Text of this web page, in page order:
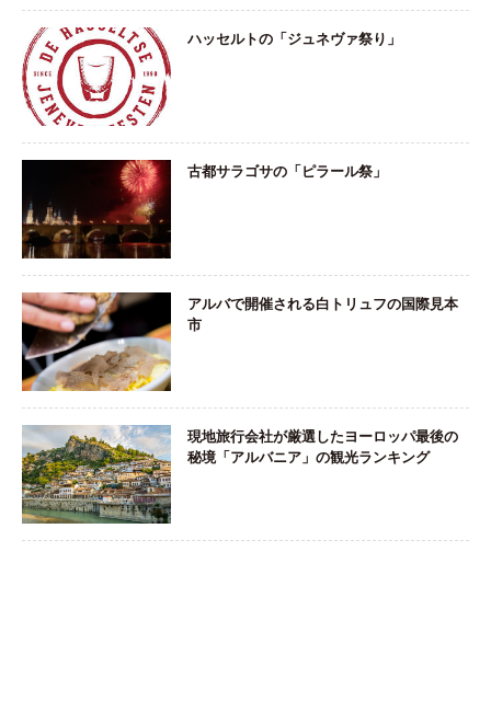
ハッセルトの「ジュネヴァ祭り」
古都サラゴサの「ピラール祭」
アルバで開催される白トリュフの国際見本
市
現地旅行会社が厳選したヨーロッパ最後の
秘境「アルバニア」の観光ランキング